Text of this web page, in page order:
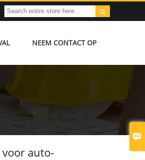


NEEM CONTACT OP
auto-